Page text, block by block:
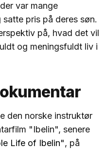
var mange
pris på deres søn.
på, hvad det vil
og meningsfuldt liv i
den norske instruktør
"Ibelin", senere
Life of Ibelin", på